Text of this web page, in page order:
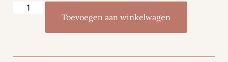
Toevoegen aan winkelwagen